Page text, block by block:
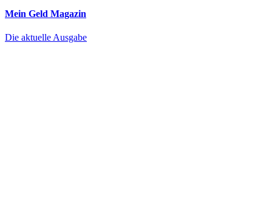
Mein Geld Magazin
Die aktuelle Ausgabe